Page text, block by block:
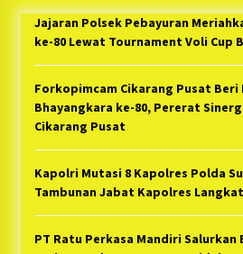
Jajaran Polsek Pebayuran
ke-80 Lewat Tournament Voli Cup
Forkopimcam Cikarang Pusat Beri
Bhayangkara ke-80, Pererat
Cikarang Pusat
Kapolri Mutasi 8 Kapolres Polda
Tambunan Jabat Kapolres Langkat
PT Ratu Perkasa Mandiri Salurkan